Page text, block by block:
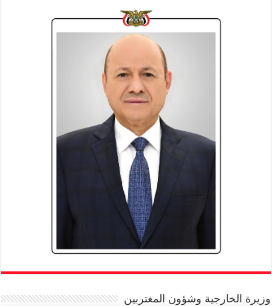
وزيرة الخارجية وشؤون المغتربين